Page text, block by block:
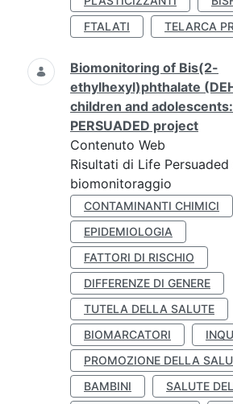
FTALATI
TELARCA
Biomonitoring of Bis(2-
ethylhexyl)phthalate
children and
PERSUADED project
Contenuto Web
Risultati di Life
biomonitoraggio
CONTAMINANTI CHIMICI
EPIDEMIOLOGIA
FATTORI DI RISCHIO
DIFFERENZE DI GENERE
TUTELA DELLA SALUTE
BIOMARCATORI
PROMOZIONE DELLA
BAMBINI
SALUTE